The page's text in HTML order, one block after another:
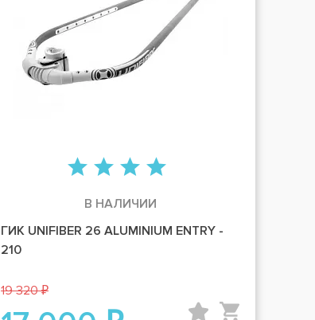
В НАЛИЧИИ
ГИК UNIFIBER 26 ALUMINIUM ENTRY -
210
19 320 ₽